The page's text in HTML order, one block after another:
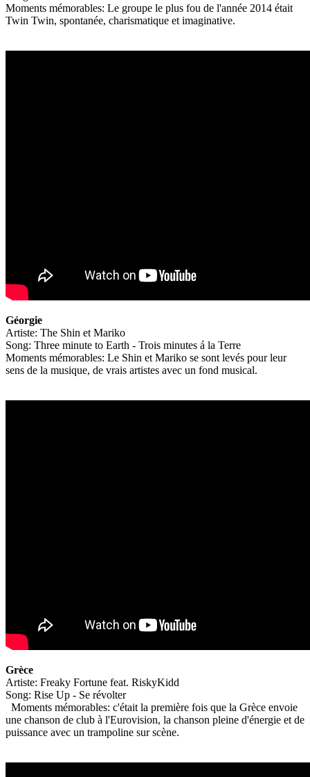
Moments mémorables: Le groupe le plus fou de l'année 2014 était
Twin Twin, spontanée, charismatique et imaginative.
Géorgie
Artiste: The Shin et Mariko
Song: Three minute to Earth - Trois minutes á la Terre
Moments mémorables: Le Shin et Mariko se sont levés pour leur
sens de la musique, de vrais artistes avec un fond musical.
Grèce
Artiste: Freaky Fortune feat. RiskyKidd
Song: Rise Up - Se révolter
Moments mémorables: c'était la première fois que la Grèce envoie
une chanson de club à l'Eurovision, la chanson pleine d'énergie et de
puissance avec un trampoline sur scène.